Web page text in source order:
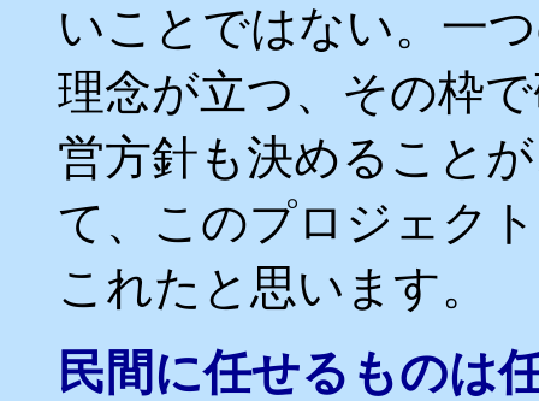
いことではない。一
理念が立つ、その枠
営方針も決めること
て、このプロジェク
これたと思います。
民間に任せるものは